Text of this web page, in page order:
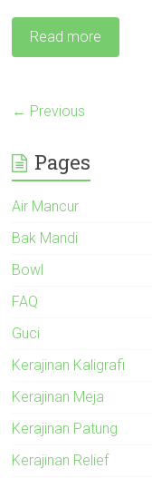
Read more
← Previous
Pages
Air Mancur
Bak Mandi
Bowl
FAQ
Guci
Kerajinan Kaligrafi
Kerajinan Meja
Kerajinan Patung
Kerajinan Relief